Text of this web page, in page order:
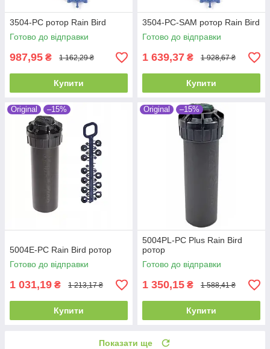
3504-PC ротор Rain Bird
Готово до відправки
987,95 ₴ 1 162,29 ₴
Купити
3504-PC-SAM ротор Rain Bird
Готово до відправки
1 639,37 ₴ 1 928,67 ₴
Купити
Original –15%
5004E-PC Rain Bird ротор
Готово до відправки
1 031,19 ₴ 1 213,17 ₴
Купити
Original –15%
5004PL-PC Plus Rain Bird
ротор
Готово до відправки
1 350,15 ₴ 1 588,41 ₴
Купити
Показати ще